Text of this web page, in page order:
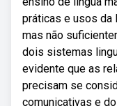
práticas e usos da
mas não
dois sistemas
evidente que as
precisam se
comunicativas e